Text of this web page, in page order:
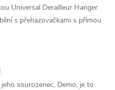
Universal Derailleur Hanger
s přehazovačkami s přímou
sourozenec, Demo, je to